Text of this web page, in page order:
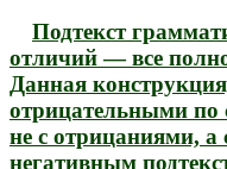
Подтекст
отличий — все
Данная
отрицательными
не с отрицаниями, а
негативным